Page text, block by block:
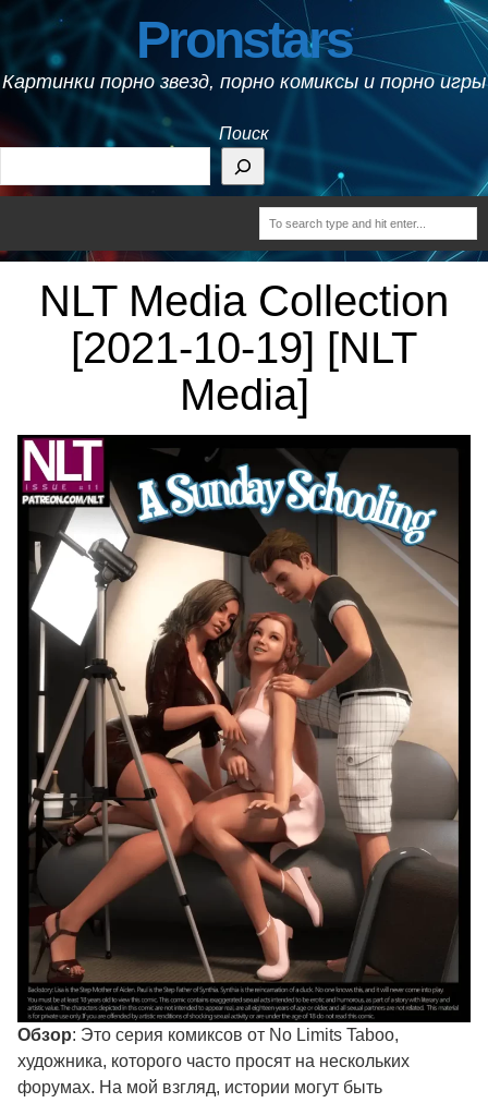
Pronstars
Картинки порно звезд, порно комиксы и порно игры
Поиск
NLT Media Collection
[2021-10-19] [NLT
Media]
Обзор: Это серия комиксов от No Limits Taboo,
художника, которого часто просят на нескольких
форумах. На мой взгляд, истории могут быть